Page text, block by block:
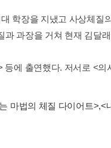
학장을 지냈고 사상체질
과장을 거쳐 현재 김달
에 출연했다. 저서로 <의
마법의 체질 다이어트>,<